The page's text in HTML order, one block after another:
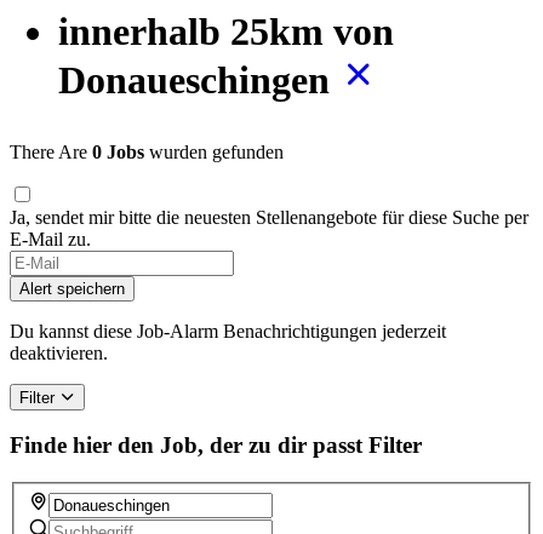
innerhalb 25km von
Donaueschingen
There Are 0 Jobs wurden gefunden
Ja, sendet mir bitte die neuesten Stellenangebote für diese Suche per
E-Mail zu.
Alert speichern
Du kannst diese Job-Alarm Benachrichtigungen jederzeit
deaktivieren.
Filter
Finde hier den Job, der zu dir passt Filter